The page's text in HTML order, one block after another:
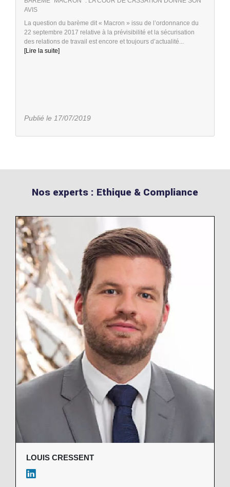
AVIS
La question du barème dit « Macron » issu de l’ordonnance du
22 septembre 2017 relative à la prévisibilité et la sécurisation
des relations de travail est encore et toujours d’actualité...
[Lire la suite]
Publié le 17/07/2019
Nos experts : Ethique & Compliance
LOUIS CRESSENT